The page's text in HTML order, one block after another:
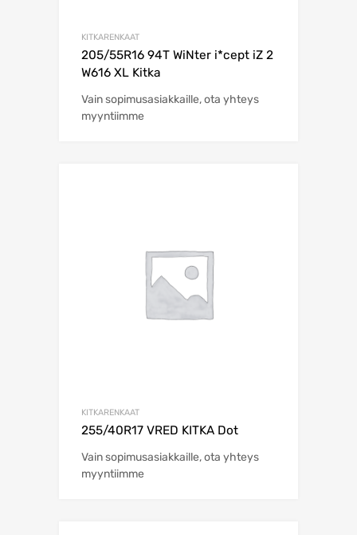
KITKARENKAAT
205/55R16 94T WiNter i*cept iZ 2
W616 XL Kitka
Vain sopimusasiakkaille, ota yhteys
myyntiimme
KITKARENKAAT
255/40R17 VRED KITKA Dot
Vain sopimusasiakkaille, ota yhteys
myyntiimme